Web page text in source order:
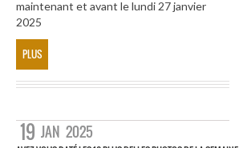
maintenant et avant le lundi 27 janvier
2025
PLUS
19 JAN 2025